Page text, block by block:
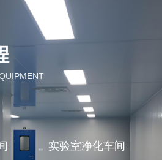
实验室净化车间